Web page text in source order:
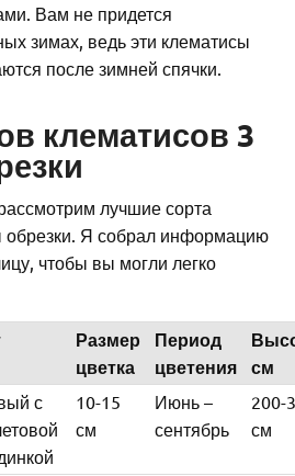
Вам не придется
зимах, ведь эти клематисы
после зимней спячки.
клематисов 3
лучшие сорта
обрезки. Я собрал информацию
чтобы вы могли легко
Размер
цветка
Период
цветения
см
с
10-15
см
Июнь –
сентябрь
200-
см